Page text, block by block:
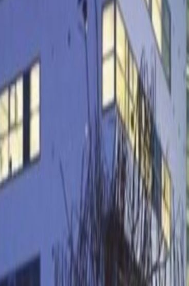
bármilyen méretű csapatok számára
személy/hónap